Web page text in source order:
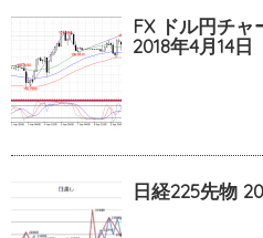
FX ドル円チ
2018年4月14日
日経225先物